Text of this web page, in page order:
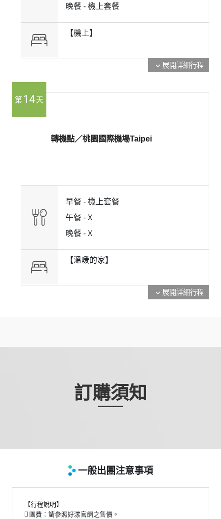
晚餐 -機上套餐
【機上】
expand_more 展開詳細行程
第14天
轉機點／桃園國際機場Taipei
早餐 -機上套餐
午餐 -X
晚餐 -X
【溫暖的家】
expand_more 展開詳細行程
訂購須知
一般出團注意事項
【行程說明】
 團費：請參照好漾官網之售價。